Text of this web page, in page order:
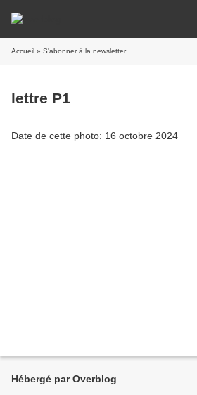
Accueil » S'abonner à la newsletter
lettre P1
Date de cette photo: 16 octobre 2024
Hébergé par Overblog